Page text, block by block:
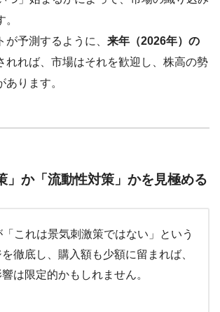
予測するように、 来年（2026年）の
れれば、市場はそれを歓迎し、株高の勢
ります。
」か「流動性対策」かを見極める
「これは景気刺激策ではない」という
徹底し、購入額も少額に留まれば、
は限定的かもしれません。